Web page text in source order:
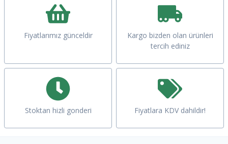
Fiyatlarımız günceldir
Kargo bizden olan ürünleri
tercih ediniz
Stoktan hizli gonderi Fiyatlara KDV dahildir!